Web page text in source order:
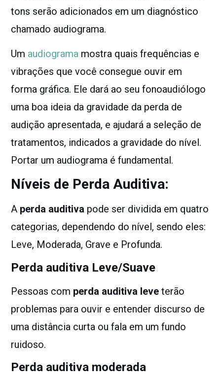
tons serão adicionados em um diagnóstico
chamado audiograma.
Um audiograma mostra quais frequências e
vibrações que você consegue ouvir em
forma gráfica. Ele dará ao seu fonoaudiólogo
uma boa ideia da gravidade da perda de
audição apresentada, e ajudará a seleção de
tratamentos, indicados a gravidade do nível.
Portar um audiograma é fundamental.
Níveis de Perda Auditiva:
A perda auditiva pode ser dividida em quatro
categorias, dependendo do nível, sendo eles:
Leve, Moderada, Grave e Profunda.
Perda auditiva Leve/Suave
Pessoas com perda auditiva leve terão
problemas para ouvir e entender discurso de
uma distância curta ou fala em um fundo
ruidoso.
Perda auditiva moderada